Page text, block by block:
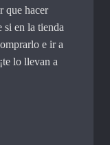
que hacer
si en la tienda
e ir a
lo llevan a